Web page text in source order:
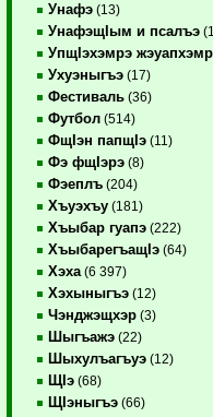
Унафэ (13)
УнафэщIым и псалъэ
УпщIэхэмрэ
Ухуэныгъэ (17)
Фестиваль (36)
Футбол (514)
ФщIэн папщIэ (11)
Фэ фщIэрэ (8)
Фэеплъ (204)
Хъуэхъу (181)
Хъыбар гуапэ (222)
ХъыбарегъащIэ (64)
Хэха (6 397)
Хэхыныгъэ (12)
Чэнджэщхэр (3)
Шыгъажэ (22)
Шыхулъагъуэ (12)
ЩIэ (68)
ЩIэныгъэ (66)